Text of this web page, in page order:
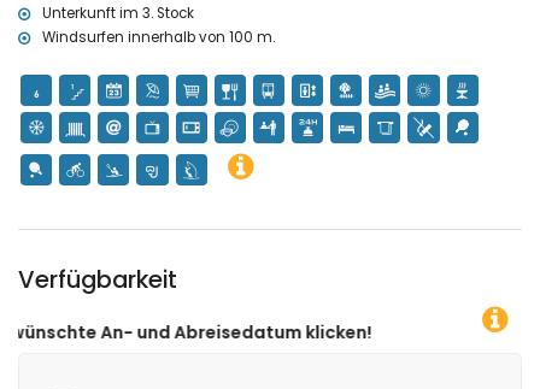
Sport
Radfahren, Schnorcheln und Windsurfen (innerhalb von 1000
Kajakfahren (innerhalb von 5 Kilometern vom Apartment)
Golf (Oliva Nova), Reiten und Wandern (innerhalb von 10 Kilometern
vom Apartment)
Unterkunft im 3. Stock
Windsurfen innerhalb von 100 m.
Verfügbarkeit
Abreisedatum klicken!